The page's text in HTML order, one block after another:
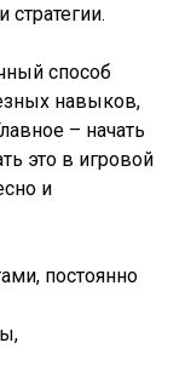
способ
навыков,
– начать
это в игровой
и
постоянно